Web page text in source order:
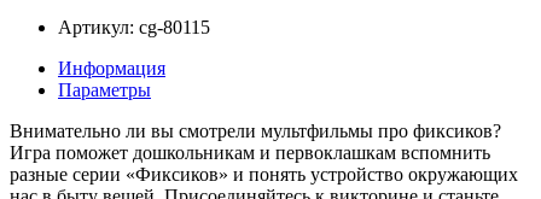
Артикул: cg-80115
Информация
Параметры
Внимательно ли вы смотрели мультфильмы про фиксиков?
Игра поможет дошкольникам и первоклашкам вспомнить
разные серии «Фиксиков» и понять устройство окружающих